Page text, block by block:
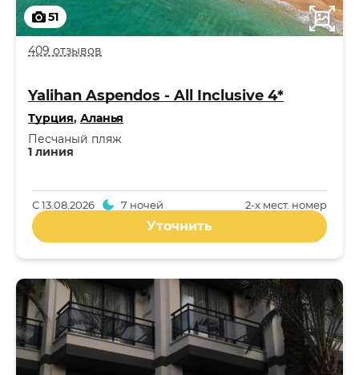
51
409 отзывов
Yalihan Aspendos - All Inclusive 4*
Турция, Аланья
1 линия
Песчаный пляж
2-x мест. номер
С13.08.2026 7 ночей
Уточнить